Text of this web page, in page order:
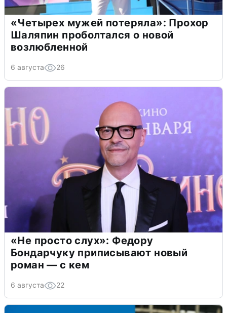
«Четырех мужей потеряла»: Прохор
Шаляпин проболтался о новой
возлюбленной
6 августа 26
«Не просто слух»: Федору
Бондарчуку приписывают новый
роман — с кем
6 августа 22